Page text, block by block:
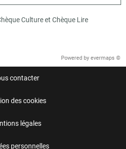
Culture et Chèque Lire
Powered by evermaps ©
contacter
des cookies
légales
personnelles